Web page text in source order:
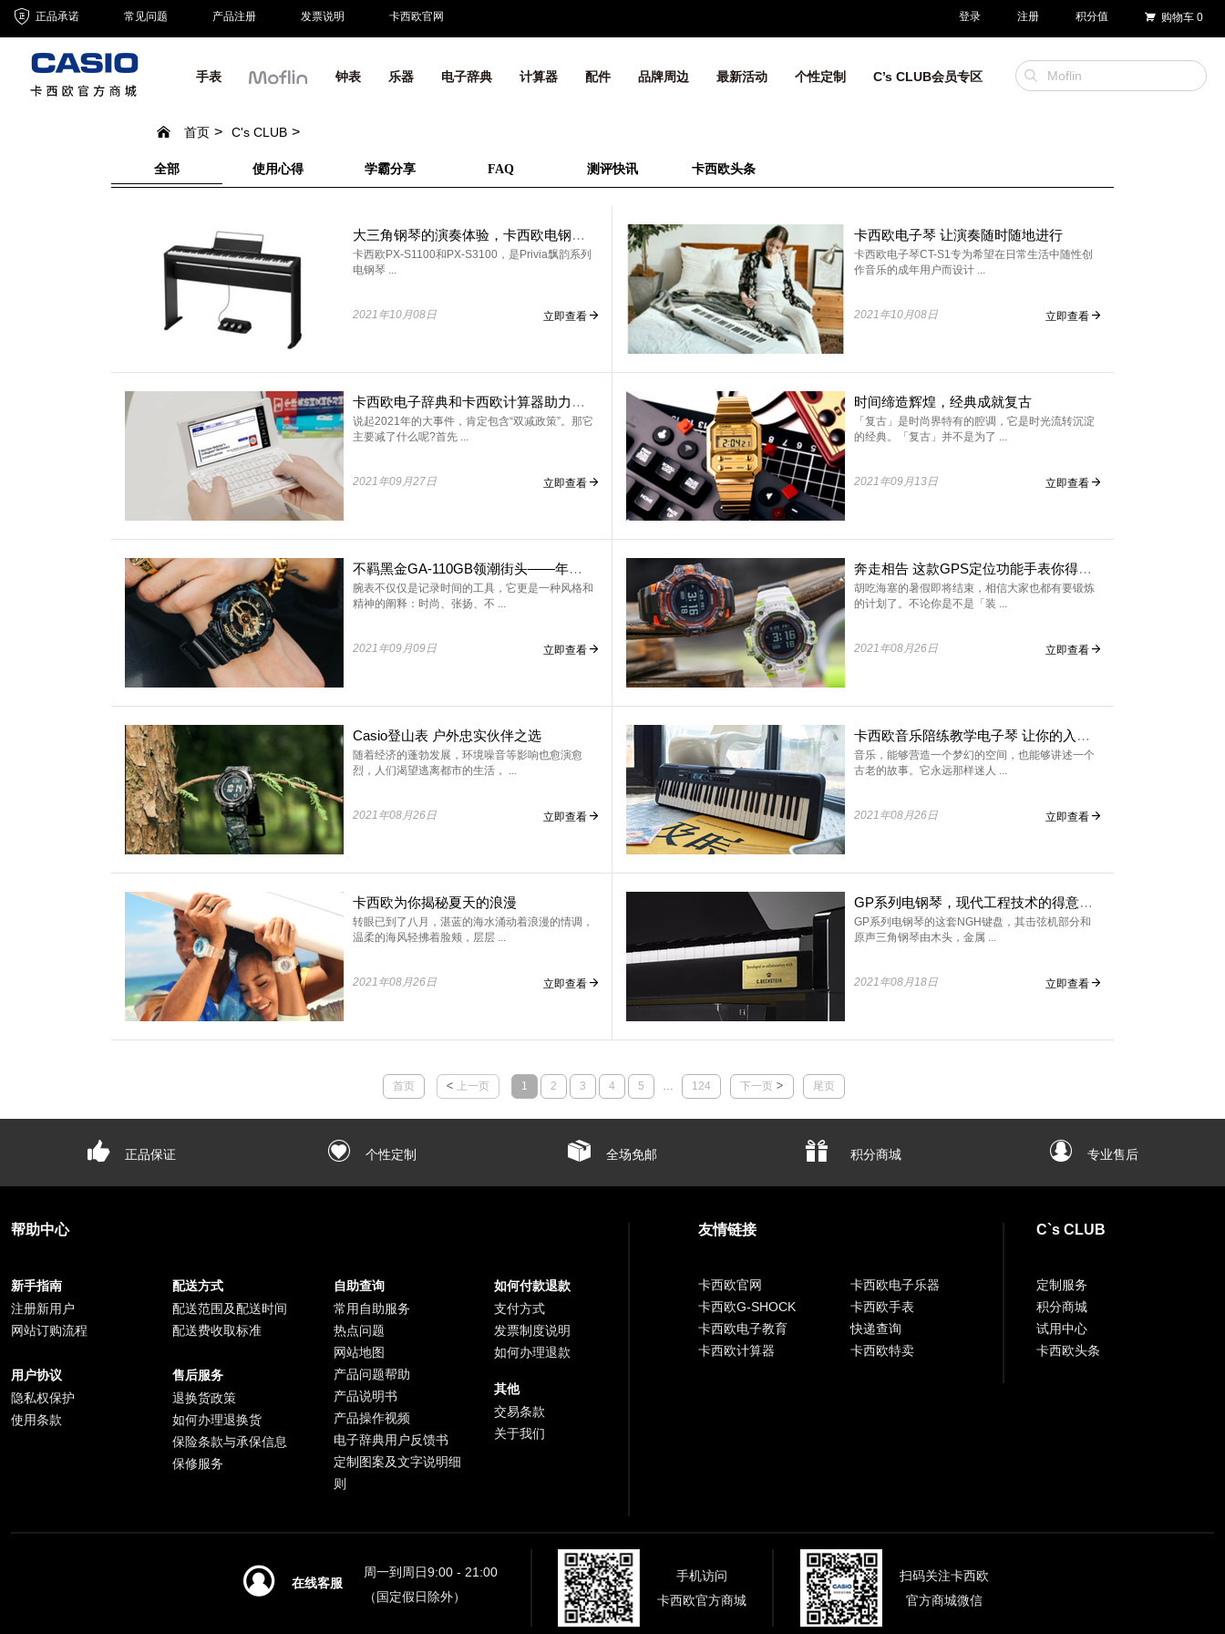
正品承诺 常见问题 产品注册 发票说明 卡西欧官网 登录 注册 积分值 购物车 0
手表 钟表 乐器 电子辞典 计算器 配件 品牌周边 最新活动 个性定制 C’s CLUB会员专区
首页 C's CLUB
全部 使用心得 学霸分享 FAQ 测评快讯 卡西欧头条
大三角钢琴的演奏体验，卡西欧电钢琴从低音到高音的再次升级
卡西欧PX-S1100和PX-S3100，是Privia飘韵系列
电钢琴 ...
2021年10月08日 立即查看
卡西欧电子琴 让演奏随时随地进行
卡西欧电子琴CT-S1专为希望在日常生活中随性创
作音乐的成年用户而设计 ...
2021年10月08日 立即查看
卡西欧电子辞典和卡西欧计算器助力学习更高效
说起2021年的大事件，肯定包含“双减政策”。那它
主要减了什么呢?首先 ...
2021年09月27日 立即查看
时间缔造辉煌，经典成就复古
「复古」是时尚界特有的腔调，它是时光流转沉淀
的经典。「复古」并不是为了 ...
2021年09月13日 立即查看
不羁黑金GA-110GB领潮街头——年轻就该闪耀
腕表不仅仅是记录时间的工具，它更是一种风格和
精神的阐释：时尚、张扬、不 ...
2021年09月09日 立即查看
奔走相告 这款GPS定位功能手表你得知道
胡吃海塞的暑假即将结束，相信大家也都有要锻炼
的计划了。不论你是不是「装 ...
2021年08月26日 立即查看
Casio登山表 户外忠实伙伴之选
随着经济的蓬勃发展，环境噪音等影响也愈演愈
烈，人们渴望逃离都市的生活， ...
2021年08月26日 立即查看
卡西欧音乐陪练教学电子琴 让你的入门更有趣
音乐，能够营造一个梦幻的空间，也能够讲述一个
古老的故事。它永远那样迷人 ...
2021年08月26日 立即查看
卡西欧为你揭秘夏天的浪漫
转眼已到了八月，湛蓝的海水涌动着浪漫的情调，
温柔的海风轻拂着脸颊，层层 ...
2021年08月26日 立即查看
GP系列电钢琴，现代工程技术的得意之作
GP系列电钢琴的这套NGH键盘，其击弦机部分和
原声三角钢琴由木头，金属 ...
2021年08月18日 立即查看
首页 上一页 1 2 3 4 5 … 124 下一页 尾页
正品保证 个性定制 全场免邮 积分商城 专业售后
帮助中心
新手指南
注册新用户
网站订购流程
用户协议
隐私权保护
使用条款
配送方式
配送范围及配送时间
配送费收取标准
售后服务
退换货政策
如何办理退换货
保险条款与承保信息
保修服务
自助查询
常用自助服务
热点问题
网站地图
产品问题帮助
产品说明书
产品操作视频
电子辞典用户反馈书
定制图案及文字说明细
则
如何付款退款
支付方式
发票制度说明
如何办理退款
其他
交易条款
关于我们
友情链接
卡西欧官网
卡西欧G-SHOCK
卡西欧电子教育
卡西欧计算器
卡西欧电子乐器
卡西欧手表
快递查询
卡西欧特卖
C`s CLUB
定制服务
积分商城
试用中心
卡西欧头条
在线客服
周一到周日9:00 - 21:00
（国定假日除外）
手机访问
卡西欧官方商城
扫码关注卡西欧
官方商城微信